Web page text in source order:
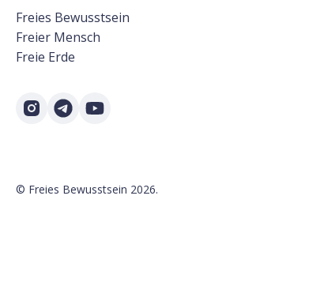
Freies Bewusstsein
Freier Mensch
Freie Erde
© Freies Bewusstsein 2026.